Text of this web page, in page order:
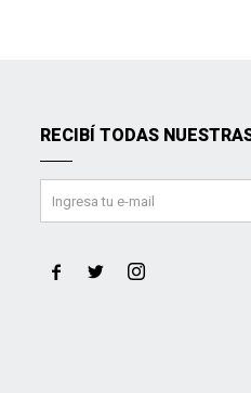
RECIBÍ TODAS
  